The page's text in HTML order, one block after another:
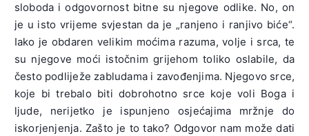
sloboda i odgovornost bitne su njegove odlike. No, on
je u isto vrijeme svjestan da je „ranjeno i ranjivo biće“.
Iako je obdaren velikim moćima razuma, volje i srca, te
su njegove moći istočnim grijehom toliko oslabile, da
često podliježe zabludama i zavođenjima. Njegovo srce,
koje bi trebalo biti dobrohotno srce koje voli Boga i
ljude, nerijetko je ispunjeno osjećajima mržnje do
iskorjenjenja. Zašto je to tako? Odgovor nam može dati